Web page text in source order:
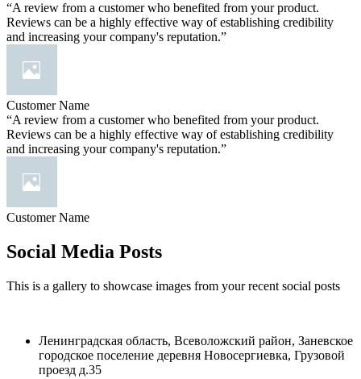
“A review from a customer who benefited from your product.
Reviews can be a highly effective way of establishing credibility
and increasing your company's reputation.”
Customer Name
“A review from a customer who benefited from your product.
Reviews can be a highly effective way of establishing credibility
and increasing your company's reputation.”
Customer Name
Social Media Posts
This is a gallery to showcase images from your recent social posts
Ленинградская область, Всеволожский район, Заневское
городское поселение деревня Новосергиевка, Грузовой
проезд д.35